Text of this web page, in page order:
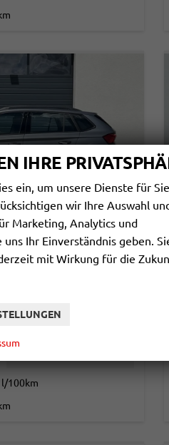
WINTER
Getriebe Schalt. 5-Gang
l/100km
IHRE
ein, um unsere Dienste für Sie
wir Ihre Auswahl
Marketing, Analytics und
Ihr Einverständnis geben.
mit Wirkung für die